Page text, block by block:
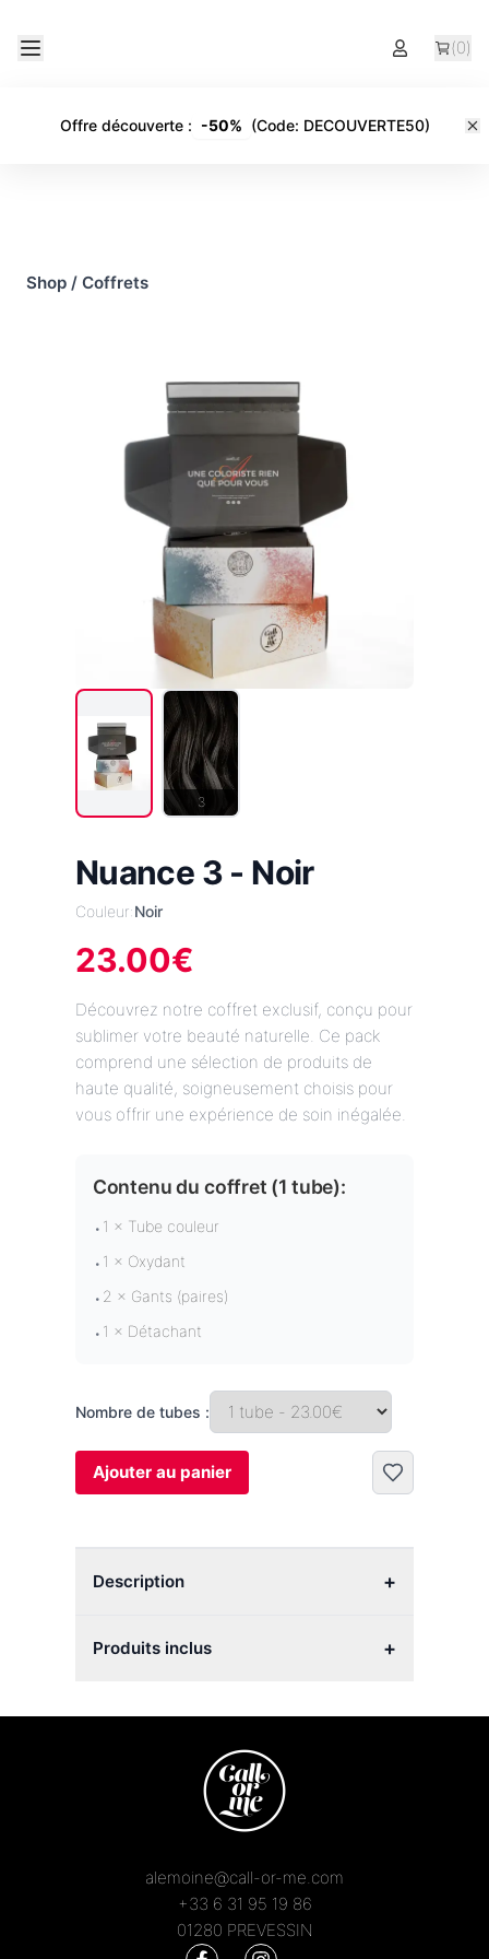
(0)
Offre découverte: -50% (Code: DECOUVERTE50)
Shop / Coffrets
3
Nuance 3 - Noir
Couleur:Noir
23.00€
Découvrez notre coffret exclusif, conçu pour
sublimer votre beauté naturelle. Ce pack
comprend une sélection de produits de
haute qualité, soigneusement choisis pour
vous offrir une expérience de soin inégalée.
Contenu du coffret (1 tube):
• 1 × Tube couleur
• 1 × Oxydant
• 2 × Gants (paires)
• 1 × Détachant
Nombre de tubes :
Ajouter au panier
Description +
Produits inclus +
alemoine@call-or-me.com
+33 6 31 95 19 86
01280 PREVESSIN